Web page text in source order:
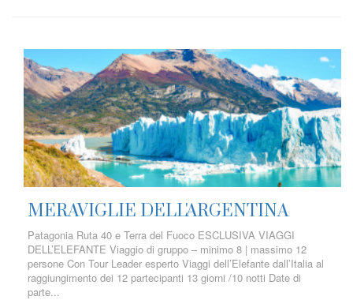
MERAVIGLIE DELL'ARGENTINA
Patagonia Ruta 40 e Terra del Fuoco ESCLUSIVA VIAGGI
DELL’ELEFANTE Viaggio di gruppo – minimo 8 | massimo 12
persone Con Tour Leader esperto Viaggi dell’Elefante dall’Italia al
raggiungimento dei 12 partecipanti 13 giorni /10 notti Date di
parte...